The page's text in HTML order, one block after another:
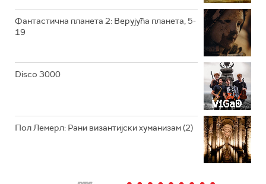
Фантастична планета 2: Верујућа планета, 5-
19
Disco 3000
Пол Лемерл: Рани византијски хуманизам (2)